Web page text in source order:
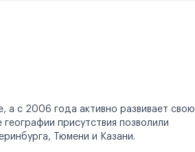
а с 2006 года активно развивает свою
присутствия позволили
Тюмени и Казани.